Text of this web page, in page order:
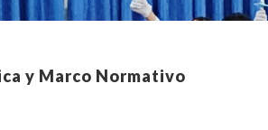
y Marco Normativo